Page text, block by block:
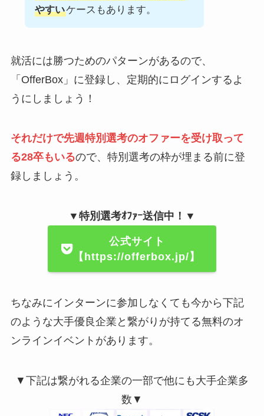
やすいケースもあります。
就活には勝つためのパターンがあるので、
「OfferBox」に登録し、定期的にログインするよ
うにしましょう！
それだけで先週特別選考のオファーを受け取って
る28卒もいるので、特別選考の枠が埋まる前に登
録しましょう。
▼特別選考ｵﾌｧｰ送信中！▼
公式サイト
【https://offerbox.jp/】
ちなみにインターンに参加しなくても今から下記
のような大手優良企業と繋がりが持てる無料のオ
ンラインイベントがあります。
▼下記は繋がれる企業の一部で他にも大手企業多
数▼